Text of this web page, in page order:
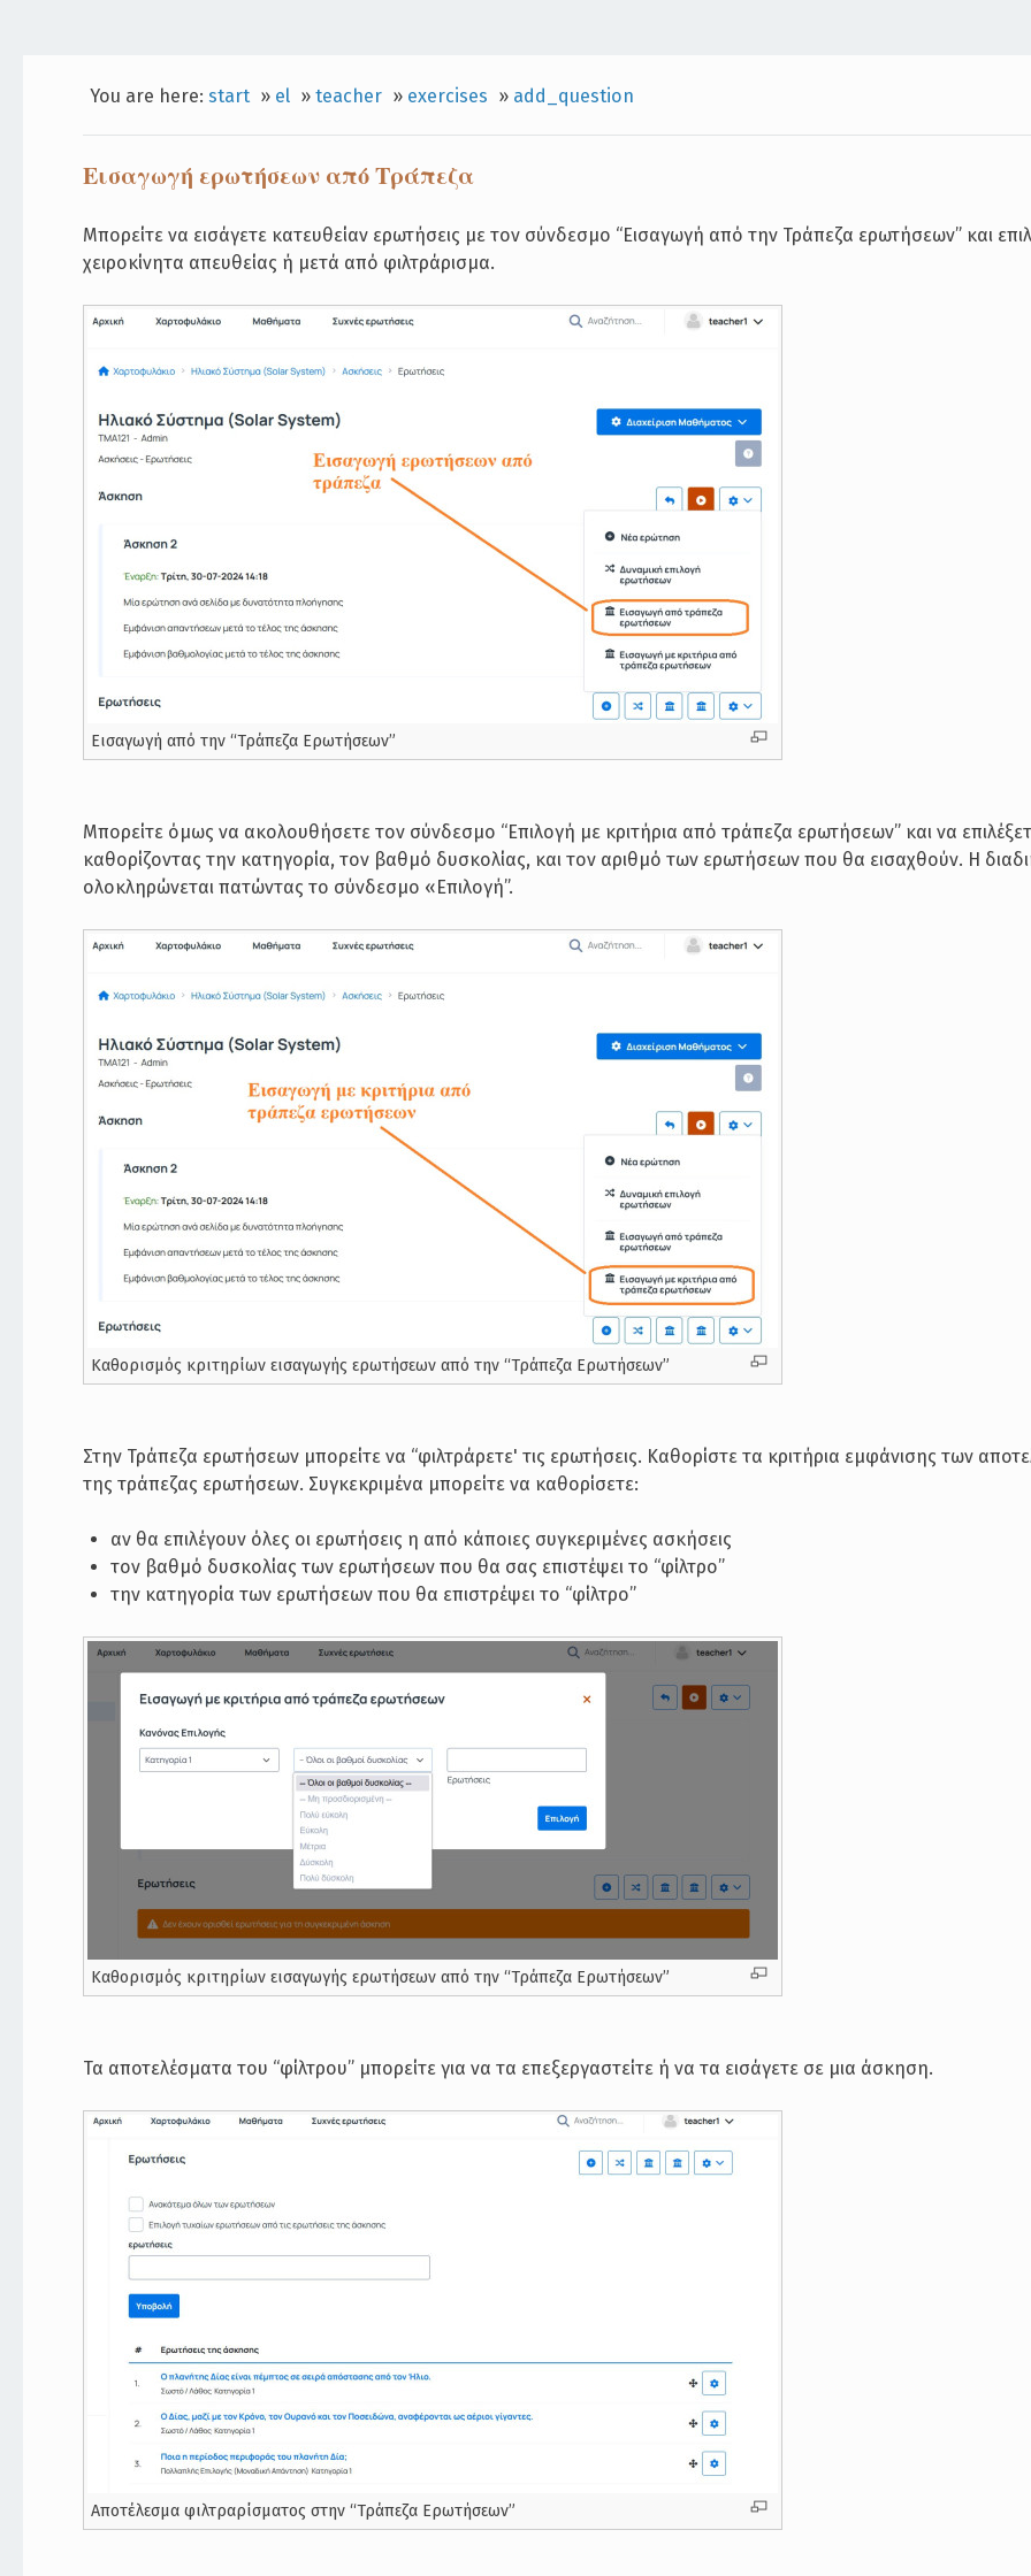
You are here: start » el » teacher » exercises » add_question
Εισαγωγή ερωτήσεων από Τράπεζα
Μπορείτε να εισάγετε κατευθείαν ερωτήσεις με τον σύνδεσμο “Εισαγωγή από την Τράπεζα ερωτήσεων” και
χειροκίνητα απευθείας ή μετά από φιλτράρισμα.
Εισαγωγή από την “Τράπεζα Ερωτήσεων”
Μπορείτε όμως να ακολουθήσετε τον σύνδεσμο “Επιλογή με κριτήρια από τράπεζα ερωτήσεων” και να
καθορίζοντας την κατηγορία, τον βαθμό δυσκολίας, και τον αριθμό των ερωτήσεων που θα εισαχθούν. Η
ολοκληρώνεται πατώντας το σύνδεσμο «Επιλογή”.
Καθορισμός κριτηρίων εισαγωγής ερωτήσεων από την “Τράπεζα Ερωτήσεων”
Στην Τράπεζα ερωτήσεων μπορείτε να “φιλτράρετε' τις ερωτήσεις. Καθορίστε τα κριτήρια εμφάνισης των
της τράπεζας ερωτήσεων. Συγκεκριμένα μπορείτε να καθορίσετε:
αν θα επιλέγουν όλες οι ερωτήσεις η από κάποιες συγκεριμένες ασκήσεις
τον βαθμό δυσκολίας των ερωτήσεων που θα σας επιστέψει το “φίλτρο”
την κατηγορία των ερωτήσεων που θα επιστρέψει το “φίλτρο”
Καθορισμός κριτηρίων εισαγωγής ερωτήσεων από την “Τράπεζα Ερωτήσεων”
Τα αποτελέσματα του “φίλτρου” μπορείτε για να τα επεξεργαστείτε ή να τα εισάγετε σε μια άσκηση.
Αποτέλεσμα φιλτραρίσματος στην “Τράπεζα Ερωτήσεων”